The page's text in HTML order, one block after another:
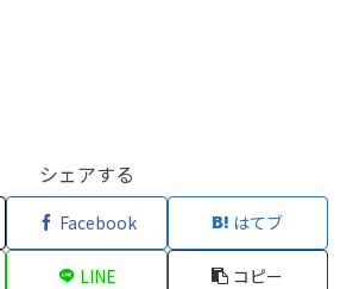
シェアする
Facebook はてブ
LINE コピー